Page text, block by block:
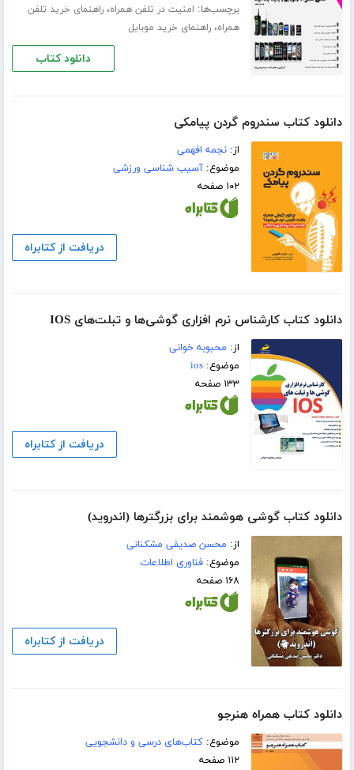
برچسب‌ها: امنیت در تلفن همراه،راهنمای خرید تلفن
همراه،راهنمای خرید موبایل
دانلود کتاب
دانلود کتاب سندروم گردن پیامکی
از:نجمه افهمی
موضوع:آسیب شناسی ورزشی
۱۰۲ صفحه
دریافت از کتابراه
دانلود کتاب کارشناس نرم افزاری گوشی‌ها و تبلت‌های IOS
از: محبوبه خوانی
موضوع:ios
۱۳۳ صفحه
دریافت از کتابراه
دانلود کتاب گوشی هوشمند برای بزرگترها (اندروید)
از: محسن صدیقی مشکنانی
موضوع:فناوری اطلاعات
۱۶۸ صفحه
دریافت از کتابراه
دانلود کتاب همراه هنرجو
موضوع:کتاب‌های درسی و دانشجویی
۱۱۲ صفحه